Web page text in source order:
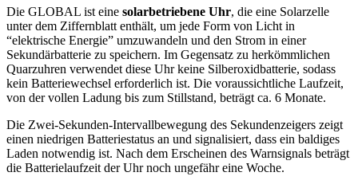
Die GLOBAL ist eine solarbetriebene Uhr, die eine Solarzelle
unter dem Ziffernblatt enthält, um jede Form von Licht in
“elektrische Energie” umzuwandeln und den Strom in einer
Sekundärbatterie zu speichern. Im Gegensatz zu herkömmlichen
Quarzuhren verwendet diese Uhr keine Silberoxidbatterie, sodass
kein Batteriewechsel erforderlich ist. Die voraussichtliche Laufzeit,
von der vollen Ladung bis zum Stillstand, beträgt ca. 6 Monate.
Die Zwei-Sekunden-Intervallbewegung des Sekundenzeigers zeigt
einen niedrigen Batteriestatus an und signalisiert, dass ein baldiges
Laden notwendig ist. Nach dem Erscheinen des Warnsignals beträgt
die Batterielaufzeit der Uhr noch ungefähr eine Woche.